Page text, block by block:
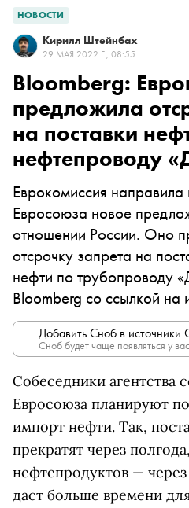
НОВОСТИ
Кирилл Штейнбах
29 МАЯ 2022 Г., 08:55
Bloomberg:
предложила
на поставки
нефтепроводу
Еврокомиссия направила
Евросоюза новое
отношении России. Оно
отсрочку запрета на
нефти по трубопроводу
Bloomberg со ссылкой на
Добавить Сноб в источники
Сноб будет чаще появляться у
Собеседники агентства
Евросоюза планируют
импорт нефти. Так,
прекратят через
нефтепродуктов —
даст больше времени